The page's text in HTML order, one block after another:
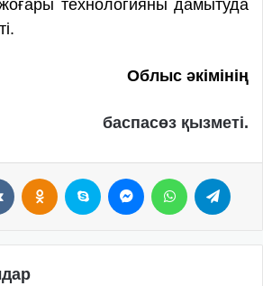
технологияны дамытуда
Облыс әкімінің
баспасөз қызметі.